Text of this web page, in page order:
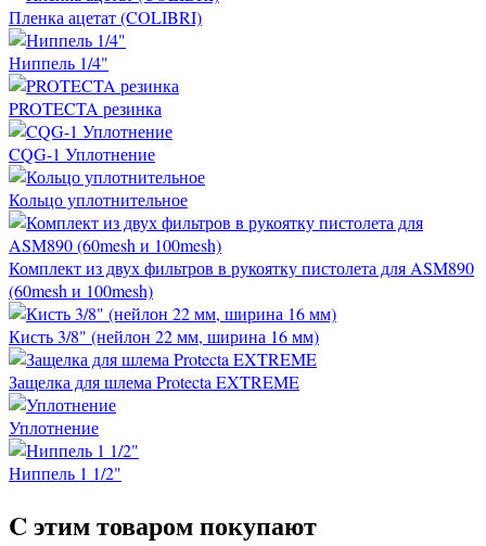
Пленка ацетат (COLIBRI)
Ниппель 1/4"
PROTECTA резинка
CQG-1 Уплотнение
Кольцо уплотнительное
Комплект из двух фильтров в рукоятку пистолета для ASM890
(60mesh и 100mesh)
Кисть 3/8" (нейлон 22 мм, ширина 16 мм)
Защелка для шлема Protecta EXTREME
Уплотнение
Ниппель 1 1/2"
C этим товаром покупают